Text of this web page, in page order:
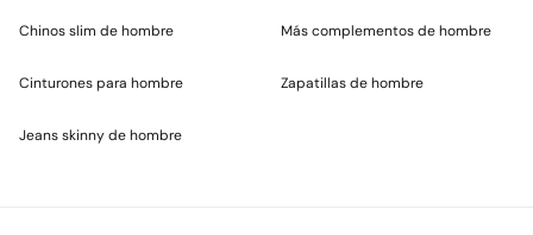
Chinos slim de hombre
Cinturones para hombre
Jeans skinny de hombre
Más complementos de hombre
Zapatillas de hombre